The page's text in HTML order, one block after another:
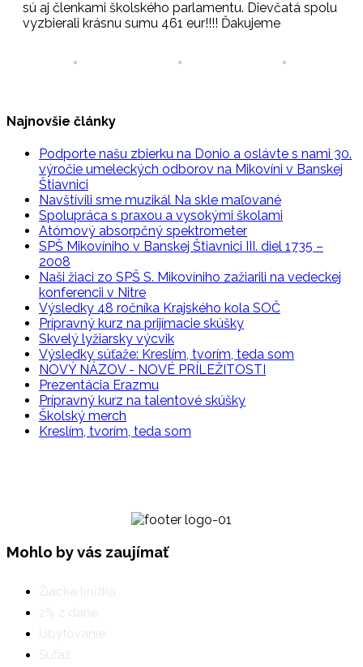
sú aj členkami školského parlamentu. Dievčatá spolu
vyzbierali krásnu sumu 461 eur!!!! Ďakujeme
Najnovšie články
Podporte našu zbierku na Donio a oslávte s nami 30.
výročie umeleckých odborov na Mikovíni v Banskej
Štiavnici
Navštívili sme muzikál Na skle maľované
Spolupráca s praxou a vysokými školami
Atómový absorpčný spektrometer
SPŠ Mikovíniho v Banskej Štiavnici III. diel 1735 –
2008
Naši žiaci zo SPŠ S. Mikovíniho zažiarili na vedeckej
konferencii v Nitre
Výsledky 48 ročníka Krajského kola SOČ
Prípravný kurz na prijímacie skúšky
Skvelý lyžiarsky výcvik
Výsledky súťaže: Kreslím, tvorím, teda som
NOVÝ NÁZOV - NOVÉ PRÍLEŽITOSTI
Prezentácia Erazmu
Prípravný kurz na talentové skúšky
Školský merch
Kreslím, tvorím, teda som
Mohlo by vás zaujímať
Žiacka knižka
2% z dane
Ubytovanie
Súťaž